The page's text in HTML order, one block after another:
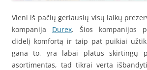
Vieni iš pačių geriausių visų laikų
kompanija Durex. Šios kompanijos
didelį komfortą ir taip pat puikiai
gana to, yra labai platus skirtingų
asortimentas, tad tikrai verta